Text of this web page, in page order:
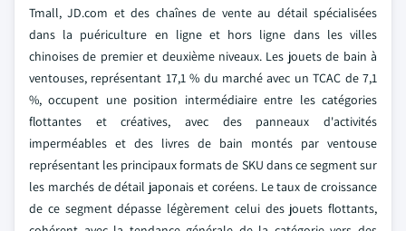
Tmall, JD.com et des chaînes de vente au détail spécialisées
dans la puériculture en ligne et hors ligne dans les villes
chinoises de premier et deuxième niveaux. Les jouets de bain à
ventouses, représentant 17,1 % du marché avec un TCAC de 7,1
%, occupent une position intermédiaire entre les catégories
flottantes et créatives, avec des panneaux d'activités
imperméables et des livres de bain montés par ventouse
représentant les principaux formats de SKU dans ce segment sur
les marchés de détail japonais et coréens. Le taux de croissance
de ce segment dépasse légèrement celui des jouets flottants,